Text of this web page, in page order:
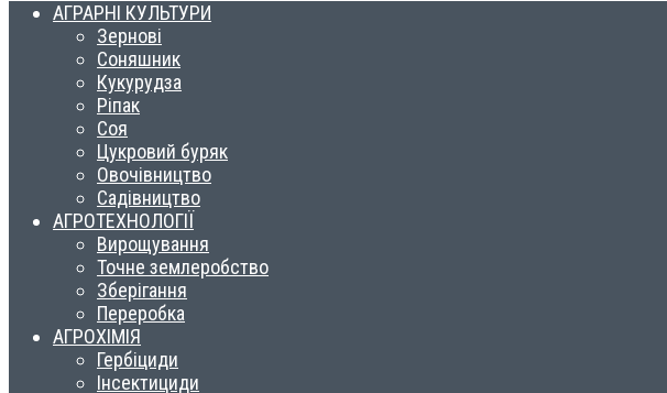
АГРАРНІ КУЛЬТУРИ
Зернові
Соняшник
Кукурудза
Ріпак
Соя
Цукровий буряк
Овочівництво
Садівництво
АГРОТЕХНОЛОГІЇ
Вирощування
Точне землеробство
Зберігання
Переробка
АГРОХІМІЯ
Гербіциди
Інсектициди